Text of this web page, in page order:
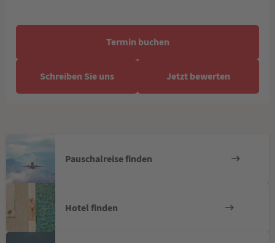
Termin buchen
Schreiben Sie uns Jetzt bewerten
Pauschalreise finden
Hotel finden